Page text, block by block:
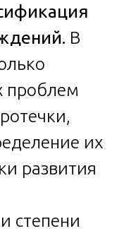
В
проблем
их
развития
степени